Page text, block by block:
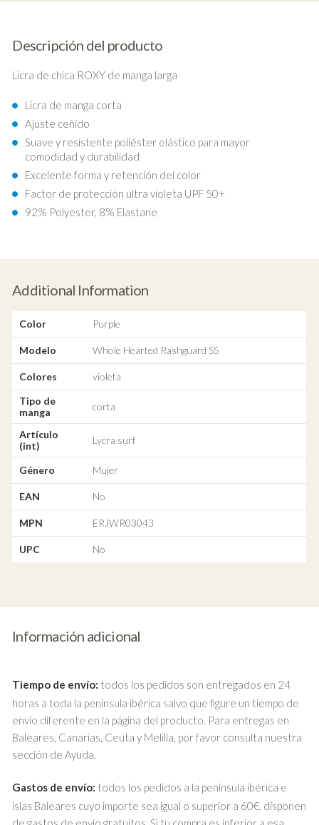
Descripción del producto
Licra de chica ROXY de manga larga
Licra de manga corta
Ajuste ceñido
Suave y resistente poliéster elástico para mayor
comodidad y durabilidad
Excelente forma y retención del color
Factor de protección ultra violeta UPF 50+
92% Polyester, 8% Elastane
Additional Information
Color Purple
Modelo Whole Hearted Rashguard SS
Colores
violeta
Tipo de
manga
corta
Artículo
(int)
Lycra surf
Género Mujer
EAN No
MPN ERJWR03043
UPC No
Información adicional
Tiempo de envío: todos los pedidos son entregados en 24
horas a toda la península ibérica salvo que figure un tiempo de
envío diferente en la página del producto. Para entregas en
Baleares, Canarias, Ceuta y Melilla, por favor consulta nuestra
sección de Ayuda.
Gastos de envío: todos los pedidos a la península ibérica e
islas Baleares cuyo importe sea igual o superior a 60€, disponen